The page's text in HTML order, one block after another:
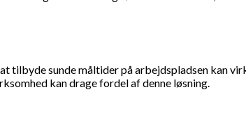
tilbyde sunde måltider på arbejdspladsen kan
kan drage fordel af denne løsning.